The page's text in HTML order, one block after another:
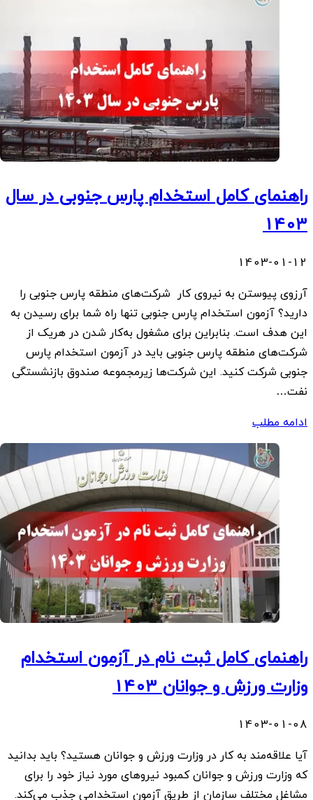
راهنمای کامل استخدام پارس جنوبی در سال
1403
1403-01-12
آرزوی پیوستن به نیروی کار شرکت‌های منطقه پارس جنوبی را
دارید؟ آزمون استخدام پارس جنوبی تنها راه شما برای رسیدن به
این هدف است. بنابراین برای مشغول به‌کار شدن در هریک از
شرکت‌های منطقه پارس جنوبی باید در آزمون استخدام پارس
جنوبی شرکت کنید. این شرکت‌ها زیرمجموعه صندوق بازنشستگی
نفت…
ادامه مطلب
راهنمای کامل ثبت نام در آزمون استخدام
وزارت ورزش و جوانان 1403
1403-01-08
آیا علاقه‌مند به کار در وزارت ورزش و جوانان هستید؟ باید بدانید
که وزارت ورزش و جوانان کمبود نیروهای مورد نیاز خود را برای
مشاغل مختلف سازمان از طریق آزمون استخدامی جذب می‌کند.